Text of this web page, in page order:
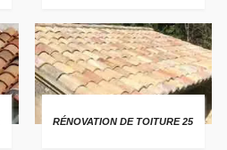
RÉNOVATION DE TOITURE 25